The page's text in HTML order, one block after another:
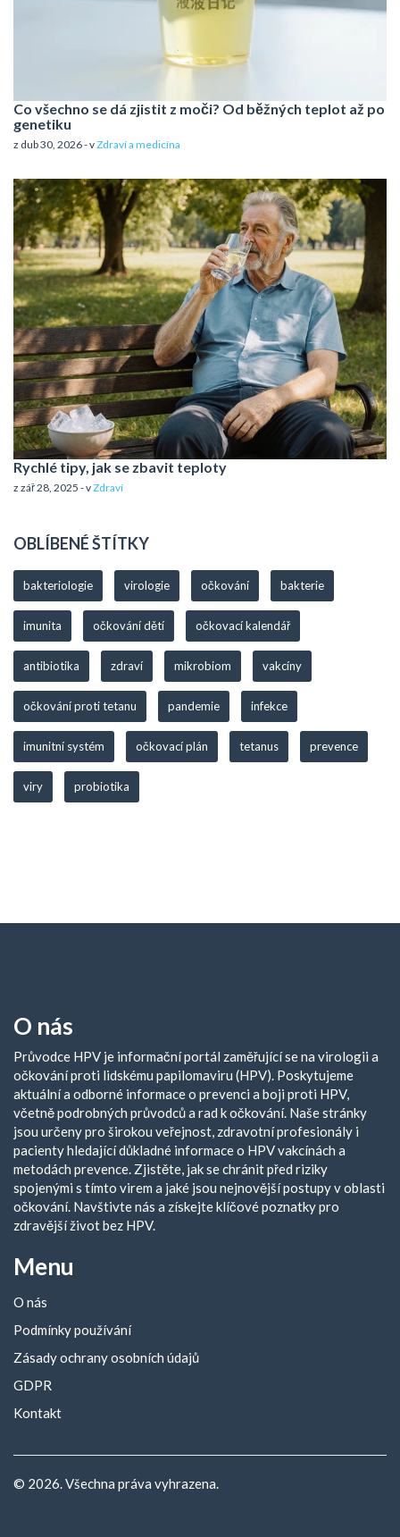
Co všechno se dá zjistit z moči? Od běžných teplot až po
genetiku
z dub 30, 2026 - vZdraví a medicína
Rychlé tipy, jak se zbavit teploty
z zář 28, 2025 - vZdraví
OBLÍBENÉ ŠTÍTKY
bakteriologie virologie očkování bakterie
imunita očkování dětí očkovací kalendář
antibiotika zdraví mikrobiom vakcíny
očkování proti tetanu pandemie infekce
imunitní systém očkovací plán tetanus prevence
viry probiotika
O nás
Průvodce HPV je informační portál zaměřující se na virologii a
očkování proti lidskému papilomaviru (HPV). Poskytujeme
aktuální a odborné informace o prevenci a boji proti HPV,
včetně podrobných průvodců a rad k očkování. Naše stránky
jsou určeny pro širokou veřejnost, zdravotní profesionály i
pacienty hledající důkladné informace o HPV vakcínách a
metodách prevence. Zjistěte, jak se chránit před riziky
spojenými s tímto virem a jaké jsou nejnovější postupy v oblasti
očkování. Navštivte nás a získejte klíčové poznatky pro
zdravější život bez HPV.
Menu
O nás
Podmínky používání
Zásady ochrany osobních údajů
GDPR
Kontakt
© 2026. Všechna práva vyhrazena.